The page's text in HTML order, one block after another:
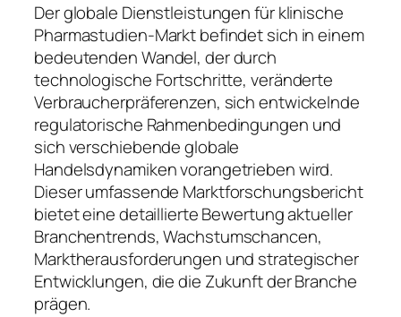
Der globale Dienstleistungen für klinische
Pharmastudien-Markt befindet sich in einem
bedeutenden Wandel, der durch
technologische Fortschritte, veränderte
Verbraucherpräferenzen, sich entwickelnde
regulatorische Rahmenbedingungen und
sich verschiebende globale
Handelsdynamiken vorangetrieben wird.
Dieser umfassende Marktforschungsbericht
bietet eine detaillierte Bewertung aktueller
Branchentrends, Wachstumschancen,
Marktherausforderungen und strategischer
Entwicklungen, die die Zukunft der Branche
prägen.